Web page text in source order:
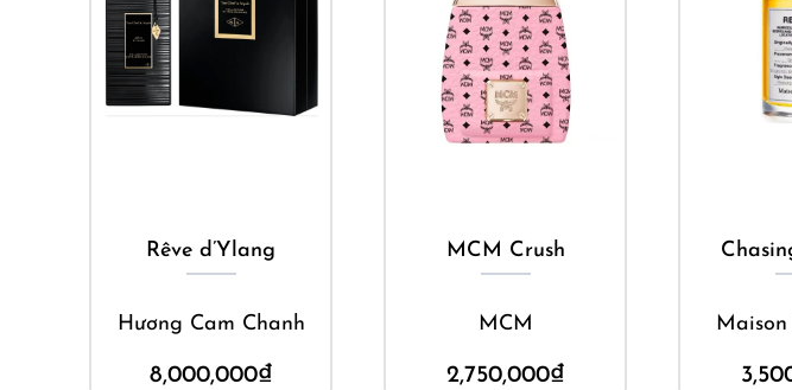
Rêve d’Ylang
Hương Cam Chanh
8,000,000₫
MCM Crush
MCM
2,750,000₫